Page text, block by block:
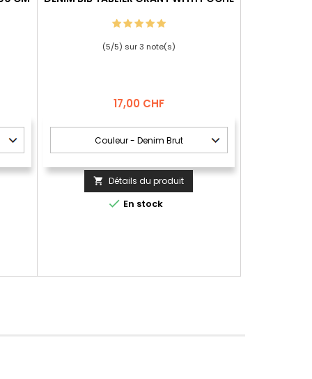
(5/5) sur3 note(s)
Prix
17,00 CHF
 Détails du produit
 En stock